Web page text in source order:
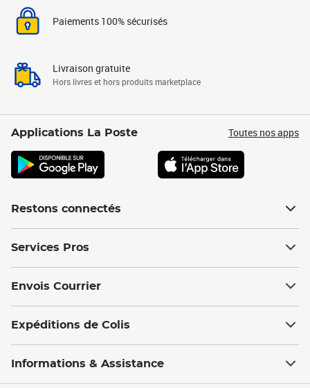
Paiements 100% sécurisés
Livraison gratuite
Hors livres et hors produits marketplace
Applications La Poste Toutes nos apps
Restons connectés
Services Pros
Envois Courrier
Expéditions de Colis
Informations & Assistance